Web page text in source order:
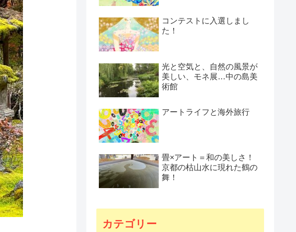
コンテストに入選しまし
た！
光と空気と、自然の風景が
美しい、モネ展…中の島美
術館
アートライフと海外旅行
畳×アート＝和の美しさ！
京都の枯山水に現れた鶴の
舞！
カテゴリー